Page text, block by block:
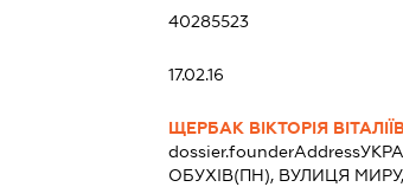
40285523
17.02.16
ЩЕРБАК ВІКТОРІЯ
dossier.founderAddress
ОБУХІВ(ПН), ВУЛИЦЯ